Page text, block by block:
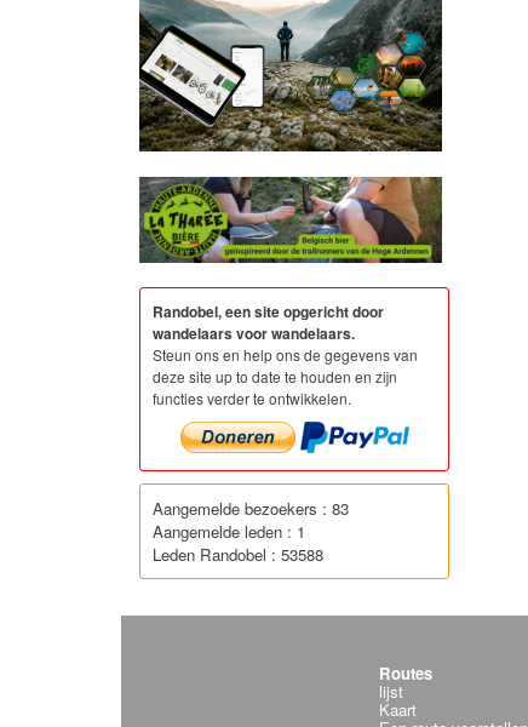
Randobel, een site opgericht door
wandelaars voor wandelaars.
Steun ons en help ons de gegevens van
deze site up to date te houden en zijn
functies verder te ontwikkelen.
Aangemelde bezoekers : 83
Aangemelde leden : 1
Leden Randobel : 53588
Routes
lijst
Kaart